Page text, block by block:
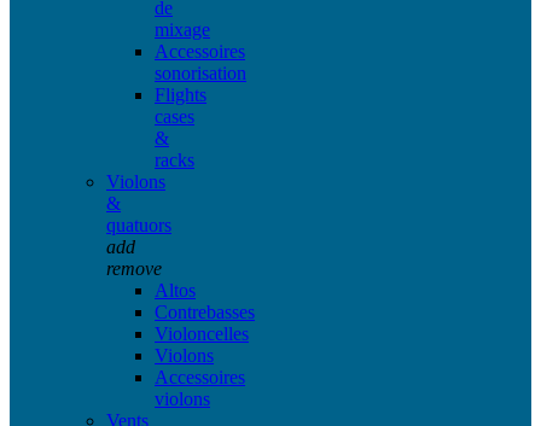
de
mixage
Accessoires
sonorisation
Flights
cases
&
racks
Violons
&
quatuors
add
remove
Altos
Contrebasses
Violoncelles
Violons
Accessoires
violons
Vents